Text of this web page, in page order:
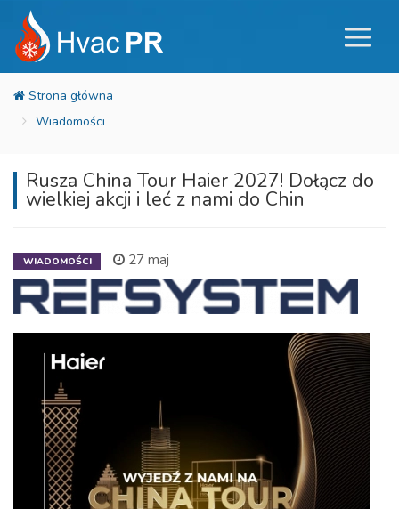
Wiadomości
Rusza China Tour Haier 2027! Dołącz do
wielkiej akcji i leć z nami do Chin
WIADOMOŚCI 27 maj